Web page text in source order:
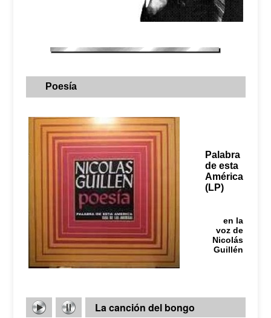
Poesía
Palabra
de esta
América
(LP)
en la
voz de
Nicolás
Guillén
La canción del bongo